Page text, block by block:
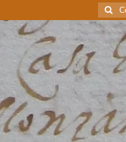
Cerca: